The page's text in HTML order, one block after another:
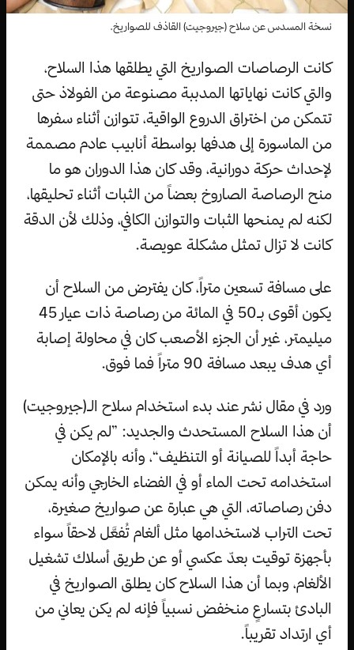
نسخة المسدس عن سلاح (جيروجيت) القاذف للصواريخ.
كانت الرصاصات الصواريخ التي يطلقها هذا السلاح،
والتي كانت نهاياتها المدببة مصنوعة من الفولاذ حتى
تتمكن من اختراق الدروع الواقية، تتوازن أثناء سفرها
من الماسورة إلى هدفها بواسطة أنابيب عادم مصممة
لإحداث حركة دورانية، وقد كان هذا الدوران هو ما
منح الرصاصة الصاروخ بعضاً من الثبات أثناء تحليقها،
لكنه لم يمنحها الثبات والتوازن الكافي، وذلك لأن الدقة
كانت لا تزال تمثل مشكلة عويصة.
على مسافة تسعين متراً، كان يفترض من السلاح أن
يكون أقوى بـ50 في المائة من رصاصة ذات عيار 45
ميليمتر، غير أن الجزء الأصعب كان في محاولة إصابة
أي هدف يبعد مسافة 90 متراً فما فوق.
ورد في مقال نشر عند بدء استخدام سلاح الـ(جيروجيت)
أن هذا السلاح المستحدث والجديد: ”لم يكن في
حاجة أبداً للصيانة أو التنظيف“، وأنه بالإمكان
استخدامه تحت الماء أو في الفضاء الخارجي وأنه يمكن
دفن رصاصاته، التي هي عبارة عن صواريخ صغيرة،
تحت التراب لاستخدامها مثل ألغام تُفعَّل لاحقاً سواء
بأجهزة توقيت بعدّ عكسي أو عن طريق أسلاك تشغيل
الألغام، وبما أن هذا السلاح كان يطلق الصواريخ في
البادئ بتسارعٍ منخفض نسبياً فإنه لم يكن يعاني من
أي ارتداد تقريباً.